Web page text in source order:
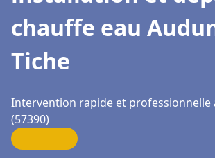
chauffe eau
Tiche
Intervention rapide et professionnelle
(57390)